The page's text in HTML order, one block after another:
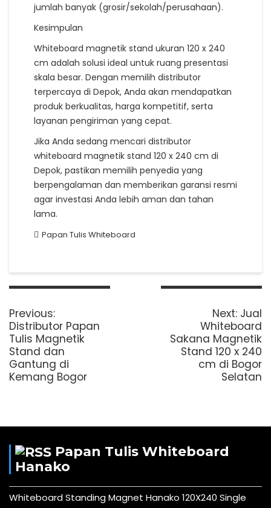
jumlah banyak (grosir/sekolah/perusahaan).
Kesimpulan
Whiteboard magnetik stand ukuran 120 x 240
cm adalah solusi ideal untuk ruang presentasi
skala besar. Dengan memilih distributor
terpercaya di Depok, Anda akan mendapatkan
produk berkualitas, harga kompetitif, serta
layanan pengiriman yang cepat.
Jika Anda sedang mencari distributor
whiteboard magnetik stand 120 x 240 cm di
Depok, pastikan memilih penyedia yang
berpengalaman dan memberikan garansi resmi
agar investasi Anda lebih aman dan tahan
lama.
Papan Tulis Whiteboard
Post
Previous:Previous
post:
Distributor Papan
Tulis Magnetik
Stand dan
Gantung di
Kemang Bogor
Next: Next
post:
Jual
Whiteboard
Sakana Magnetik
Stand 120 x 240
cm di Bogor
Selatan
Papan Tulis Whiteboard
Hanako
Whiteboard Standing Magnet Hanako 120X240 Single